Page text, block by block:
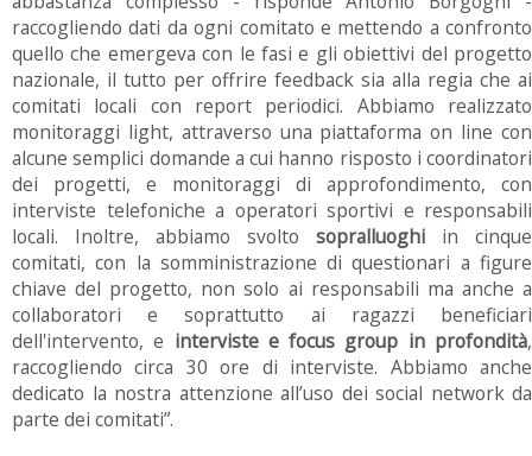
raccogliendo dati da ogni comitato e mettendo a confronto
quello che emergeva con le fasi e gli obiettivi del progetto
nazionale, il tutto per offrire feedback sia alla regia che ai
comitati locali con report periodici. Abbiamo realizzato
monitoraggi light, attraverso una piattaforma on line con
alcune semplici domande a cui hanno risposto i coordinatori
dei progetti, e monitoraggi di approfondimento, con
interviste telefoniche a operatori sportivi e responsabili
locali. Inoltre, abbiamo svolto sopralluoghi in cinque
comitati, con la somministrazione di questionari a figure
chiave del progetto, non solo ai responsabili ma anche a
collaboratori e soprattutto ai ragazzi beneficiari
dell'intervento, e interviste e focus group in profondità,
raccogliendo circa 30 ore di interviste. Abbiamo anche
dedicato la nostra attenzione all’uso dei social network da
parte dei comitati”.